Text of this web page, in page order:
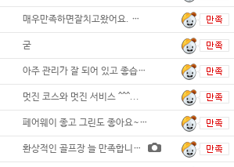
매우만족하면잘치고왔어요. 캐디님도너무친절하
굳
아주 관리가 잘 되어 있고 좋습니다...
멋진 코스와 멋진 서비스 ^^^...
페어웨이 좋고 그린도 좋아요~~...
환상적인 골프장 늘 만족합니다. 가까운.